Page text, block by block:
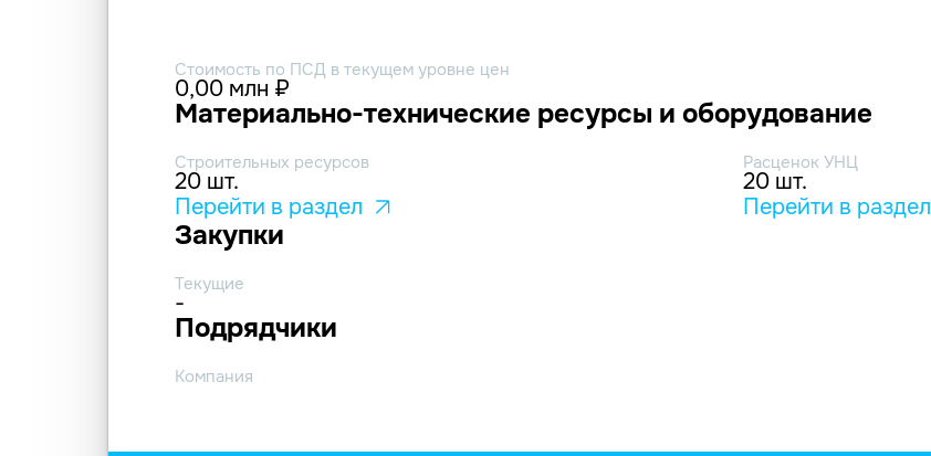
Стоимость по ПСД в текущем уровне цен
0,00 млн ₽
Материально-технические ресурсы и оборудование
Строительных ресурсов
20 шт.
Перейти в раздел
Расценок УНЦ
20 шт.
Перейти в раздел
Закупки
Текущие
-
Подрядчики
Компания